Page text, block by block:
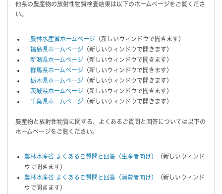
他県の農産物の放射性物質検査結果は以下のホームページをご覧くださ
い。
農林水産省ホームページ （新しいウィンドウで開きます）
福島県ホームページ （新しいウィンドウで開きます）
新潟県ホームページ （新しいウィンドウで開きます）
群馬県ホームページ （新しいウィンドウで開きます）
栃木県ホームページ （新しいウィンドウで開きます）
茨城県ホームページ （新しいウィンドウで開きます）
千葉県ホームページ （新しいウィンドウで開きます）
農産物と放射性物質に関する、よくあるご質問と回答については以下の
ホームページをご覧ください。
農林水産省 よくあるご質問と回答（生産者向け）
（新しいウィンド
ウで開きます）
農林水産省 よくあるご質問と回答（消費者向け）
（新しいウィンド
ウで開きます）